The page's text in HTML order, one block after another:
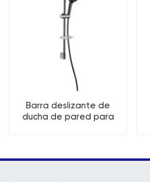
Barra deslizante de
ducha de pared para